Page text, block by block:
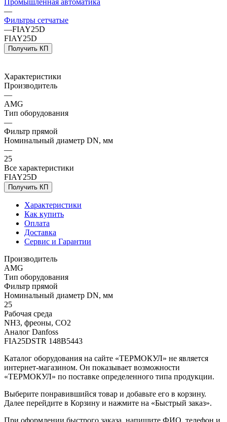
—
Фильтры сетчатые
—FIAY25D
FIAY25D
Получить КП
Характеристики
Производитель
—
AMG
Тип оборудования
—
Фильтр прямой
Номинальный диаметр DN, мм
—
25
Все характеристики
FIAY25D
Получить КП
Характеристики
Как купить
Оплата
Доставка
Сервис и Гарантии
Производитель
AMG
Тип оборудования
Фильтр прямой
Номинальный диаметр DN, мм
25
Рабочая среда
NH3, фреоны, СО2
Аналог Danfoss
FIA25DSTR 148B5443
Каталог оборудования на сайте «ТЕРМОКУЛ» не является
интернет-магазином. Он показывает возможности
«ТЕРМОКУЛ» по поставке определенного типа продукции.
Выберите понравившийся товар и добавьте его в корзину.
Далее перейдите в Корзину и нажмите на «Быстрый заказ».
При оформлении быстрого заказа, напишите ФИО, телефон и